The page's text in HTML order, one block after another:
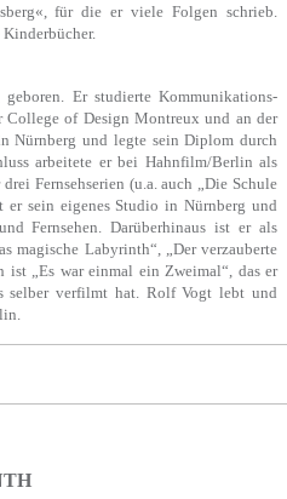
für die er viele Folgen schrieb.
Er studierte Kommunikations-
College of Design Montreux und an der
Nürnberg und legte sein Diplom durch
arbeitete er bei Hahnfilm/Berlin als
Fernsehserien (u.a. auch „Die Schule
sein eigenes Studio in Nürnberg und
Fernsehen. Darüberhinaus ist er als
magische Labyrinth“, „Der verzauberte
ist „Es war einmal ein Zweimal“, das er
selber verfilmt hat. Rolf Vogt lebt und